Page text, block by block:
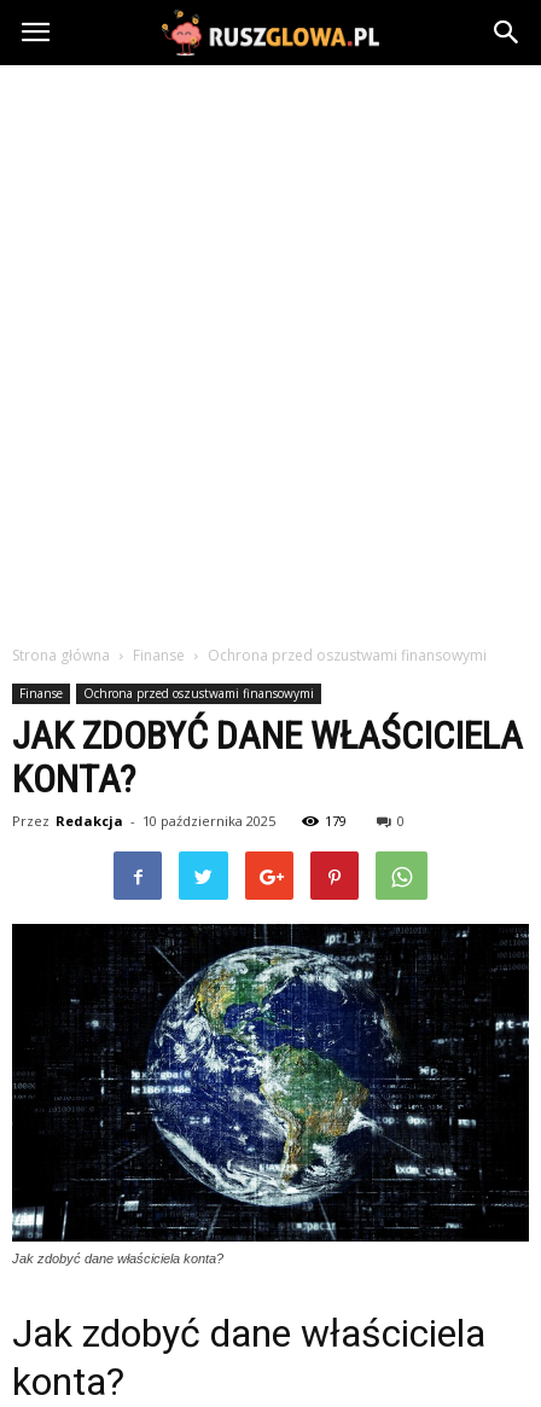
Ruszglowa.pl
Strona główna Finanse Ochrona przed oszustwami finansowymi
Finanse Ochrona przed oszustwami finansowymi
JAK ZDOBYĆ DANE WŁAŚCICIELA
KONTA?
Przez Redakcja - 10 października 2025 179 0
Jak zdobyć dane właściciela konta?
Jak zdobyć dane właściciela
konta?